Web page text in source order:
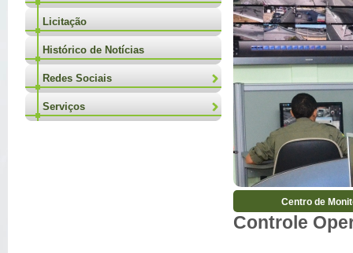
Licitação
Histórico de Notícias
Redes Sociais
Serviços
Centro de
Controle